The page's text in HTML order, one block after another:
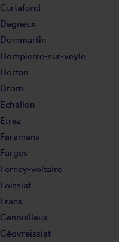
Curtafond
Dagneux
Dommartin
Dompierre-sur-veyle
Dortan
Drom
Echallon
Etrez
Faramans
Farges
Ferney-voltaire
Foissiat
Frans
Genouilleux
Géovreissiat